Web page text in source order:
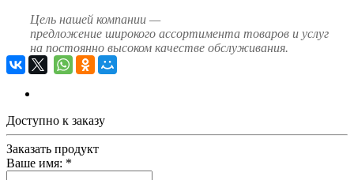
Цель нашей компании —
предложение широкого ассортимента товаров и услуг
на постоянно высоком качестве обслуживания.
Доступно к заказу
Заказать продукт
Ваше имя: *